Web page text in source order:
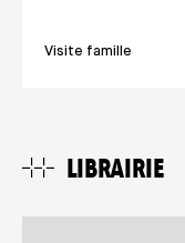
Visite famille
LIBRAIRIE